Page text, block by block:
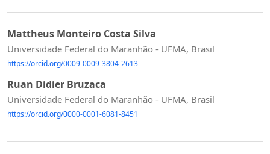
Mattheus Monteiro Costa Silva
Universidade Federal do Maranhão - UFMA, Brasil
https://orcid.org/0009-0009-3804-2613
Ruan Didier Bruzaca
Universidade Federal do Maranhão - UFMA, Brasil
https://orcid.org/0000-0001-6081-8451